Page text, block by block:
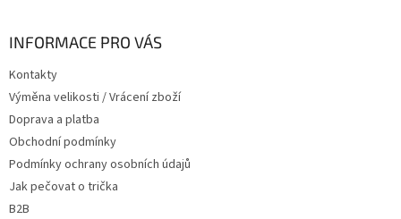
INFORMACE PRO VÁS
Kontakty
Výměna velikosti / Vrácení zboží
Doprava a platba
Obchodní podmínky
Podmínky ochrany osobních údajů
Jak pečovat o trička
B2B